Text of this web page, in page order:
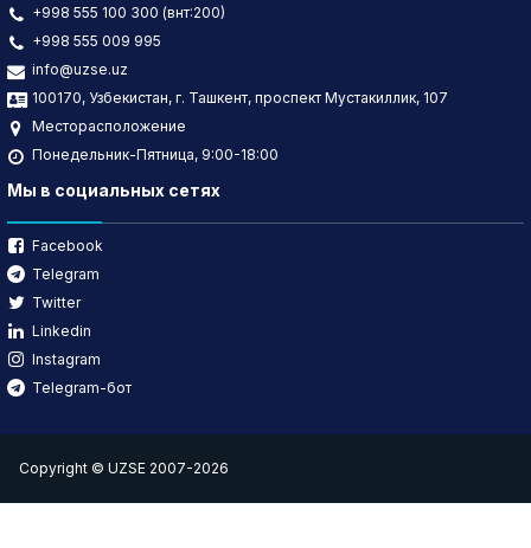
+998 555 100 300 (внт:200)
+998 555 009 995
info@uzse.uz
100170, Узбекистан, г. Ташкент, проспект Мустакиллик, 107
Месторасположение
Понедельник-Пятница, 9:00-18:00
Мы в социальных сетях
Facebook
Telegram
Twitter
Linkedin
Instagram
Telegram-бот
Copyright © UZSE 2007-2026